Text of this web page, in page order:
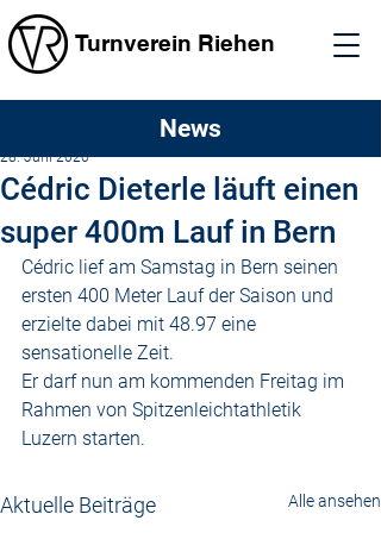
Turnverein Riehen
Cédric Dieterle läuft einen
super 400m Lauf in Bern
28. Juni 2020
Cédric lief am Samstag in Bern seinen
ersten 400 Meter Lauf der Saison und
erzielte dabei mit 48.97 eine
sensationelle Zeit.
Er darf nun am kommenden Freitag im
Rahmen von Spitzenleichtathletik
Luzern starten.
Aktuelle Beiträge Alle ansehen
News